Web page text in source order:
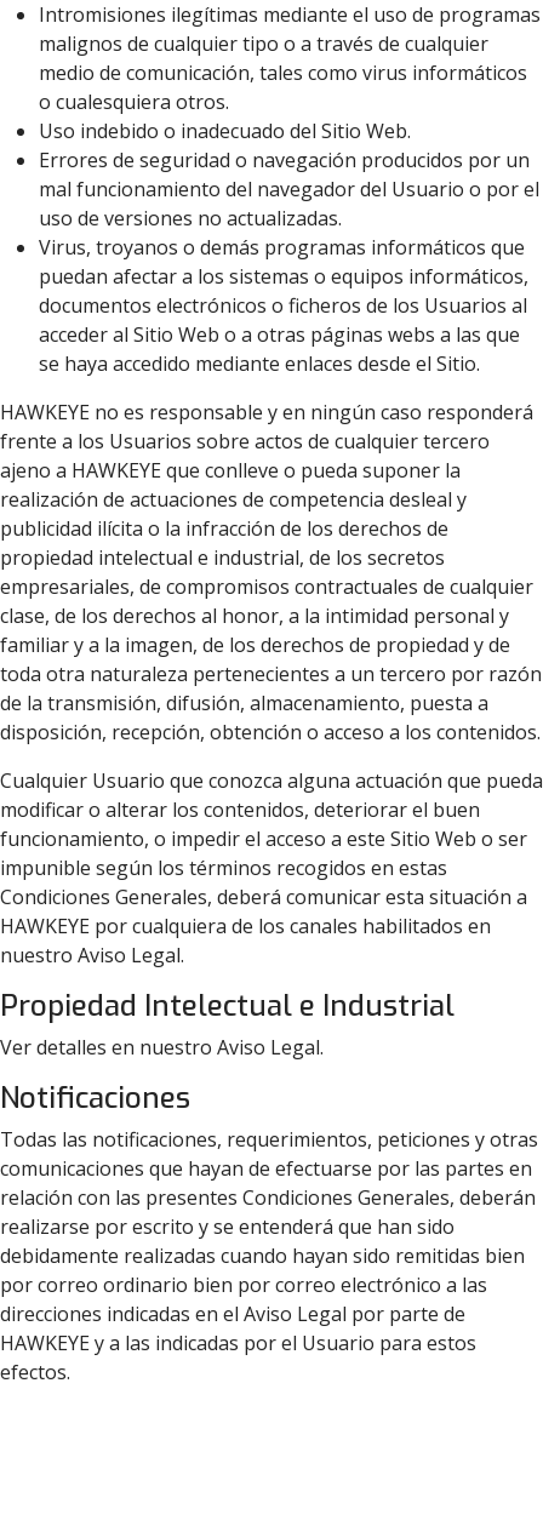
Intromisiones ilegítimas mediante el uso de programas
malignos de cualquier tipo o a través de cualquier
medio de comunicación, tales como virus informáticos
o cualesquiera otros.
Uso indebido o inadecuado del Sitio Web.
Errores de seguridad o navegación producidos por un
mal funcionamiento del navegador del Usuario o por el
uso de versiones no actualizadas.
Virus, troyanos o demás programas informáticos que
puedan afectar a los sistemas o equipos informáticos,
documentos electrónicos o ficheros de los Usuarios al
acceder al Sitio Web o a otras páginas webs a las que
se haya accedido mediante enlaces desde el Sitio.
HAWKEYE no es responsable y en ningún caso responderá
frente a los Usuarios sobre actos de cualquier tercero
ajeno a HAWKEYE que conlleve o pueda suponer la
realización de actuaciones de competencia desleal y
publicidad ilícita o la infracción de los derechos de
propiedad intelectual e industrial, de los secretos
empresariales, de compromisos contractuales de cualquier
clase, de los derechos al honor, a la intimidad personal y
familiar y a la imagen, de los derechos de propiedad y de
toda otra naturaleza pertenecientes a un tercero por razón
de la transmisión, difusión, almacenamiento, puesta a
disposición, recepción, obtención o acceso a los contenidos.
Cualquier Usuario que conozca alguna actuación que pueda
modificar o alterar los contenidos, deteriorar el buen
funcionamiento, o impedir el acceso a este Sitio Web o ser
impunible según los términos recogidos en estas
Condiciones Generales, deberá comunicar esta situación a
HAWKEYE por cualquiera de los canales habilitados en
nuestro Aviso Legal.
Propiedad Intelectual e Industrial
Ver detalles en nuestro Aviso Legal.
Notificaciones
Todas las notificaciones, requerimientos, peticiones y otras
comunicaciones que hayan de efectuarse por las partes en
relación con las presentes Condiciones Generales, deberán
realizarse por escrito y se entenderá que han sido
debidamente realizadas cuando hayan sido remitidas bien
por correo ordinario bien por correo electrónico a las
direcciones indicadas en el Aviso Legal por parte de
HAWKEYE y a las indicadas por el Usuario para estos
efectos.